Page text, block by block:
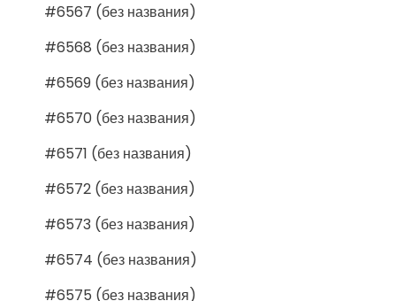
#6567 (без названия)
#6568 (без названия)
#6569 (без названия)
#6570 (без названия)
#6571 (без названия)
#6572 (без названия)
#6573 (без названия)
#6574 (без названия)
#6575 (без названия)